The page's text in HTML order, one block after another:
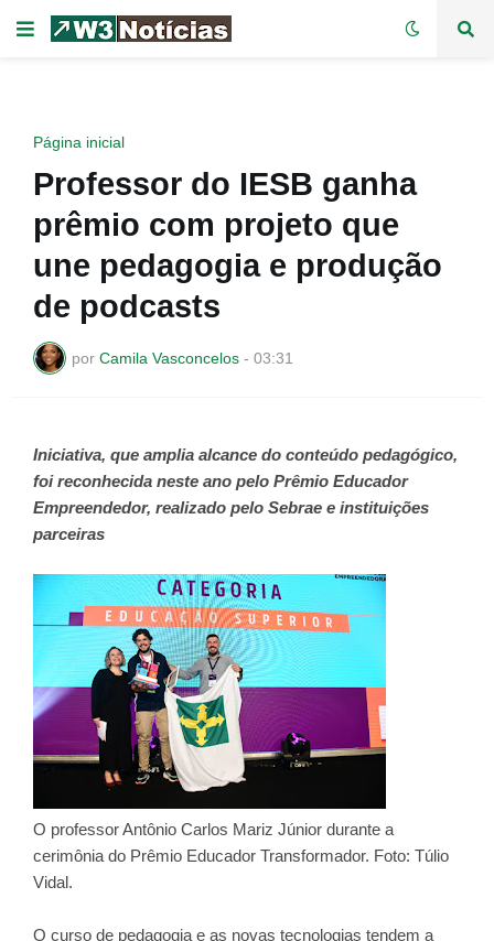
Página inicial
Professor do IESB ganha
prêmio com projeto que
une pedagogia e produção
de podcasts
por Camila Vasconcelos - 03:31
Iniciativa, que amplia alcance do conteúdo pedagógico,
foi reconhecida neste ano pelo Prêmio Educador
Empreendedor, realizado pelo Sebrae e instituições
parceiras
O professor Antônio Carlos Mariz Júnior durante a
cerimônia do Prêmio Educador Transformador. Foto: Túlio
Vidal.
O curso de pedagogia e as novas tecnologias tendem a